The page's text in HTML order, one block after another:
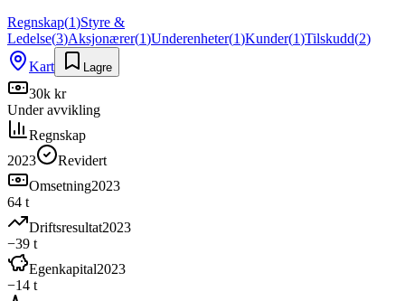
Regnskap(1)Styre &
Ledelse(3)Aksjonærer(1)Underenheter(1)Kunder(1)Tilskudd(2)
Kart
Lagre
30k kr
Under avvikling
Regnskap
2023
Revidert
Omsetning2023
64 t
Driftsresultat2023
−39 t
Egenkapital2023
−14 t